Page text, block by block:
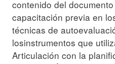
contenido del
capacitación previa en
técnicas de
losinstrumentos que
Articulación con la